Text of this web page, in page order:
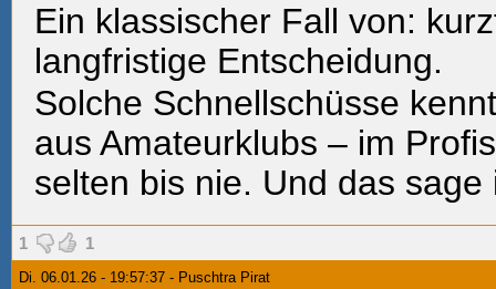
Ein klassischer Fall von:
langfristige Entscheidung.
Solche Schnellschüsse
aus Amateurklubs – im
selten bis nie. Und das
1 1
Di. 06.01.26 - 19:57:37 - Puschtra Pirat